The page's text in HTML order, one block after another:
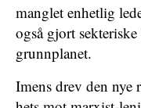
manglet enhetlig
også gjort
grunnplanet.
Imens drev den nye